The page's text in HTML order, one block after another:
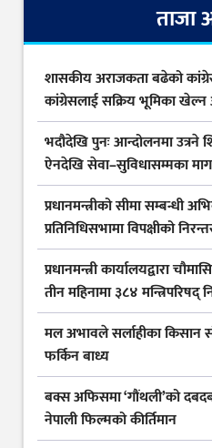
ताजा
शासकीय अराजकता बढेको
कांग्रेसलाई सक्रिय भूमिका खेल्न
भदौदेखि पुनः आन्दोलनमा उत्रने
ऐनदेखि सेवा–सुविधासम्मका
प्रधानमन्त्रीको सीमा सम्बन्धी
प्रतिनिधिसभामा विपक्षीको
प्रधानमन्त्री कार्यालयद्वारा
तीन महिनामा ३८४ मन्त्रिपरिषद्
मल अभावले सर्लाहीका किसान
फर्किन बाध्य
बक्स अफिसमा ‘गौंथली’को
नेपाली फिल्मको कीर्तिमान